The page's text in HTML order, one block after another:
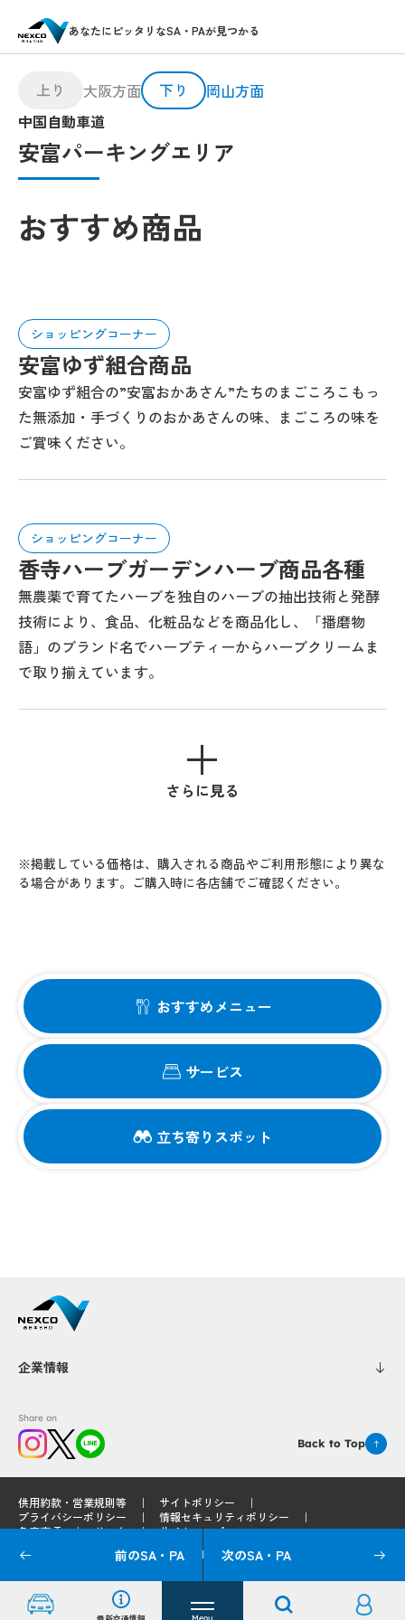
あなたにピッタリなSA・PAが見つかる
Menu
中国自動車道
安富パーキングエリア
上り 大阪方面 下り 岡山方面
おすすめ商品
ショッピングコーナー
安富ゆず組合商品
安富ゆず組合の”安富おかあさん”たちのまごころこもっ
た無添加・手づくりのおかあさんの味、まごころの味を
ご賞味ください。
ショッピングコーナー
香寺ハーブガーデンハーブ商品各種
無農薬で育てたハーブを独自のハーブの抽出技術と発酵
技術により、食品、化粧品などを商品化し、「播磨物
語」のブランド名でハーブティーからハーブクリームま
で取り揃えています。
さらに見る
※掲載している価格は、購入される商品やご利用形態により異な
る場合があります。ご購入時に各店舗でご確認ください。
おすすめメニュー
サービス
立ち寄りスポット
前のSA・PA 次のSA・PA
企業情報
Share on
Back to Top
供用約款・営業規則等
サイトポリシー
プライバシーポリシー
情報セキュリティポリシー
免責事項
リンク サイトマップ
© 2025 West Nippon Expressway Service Holdings Company Limited